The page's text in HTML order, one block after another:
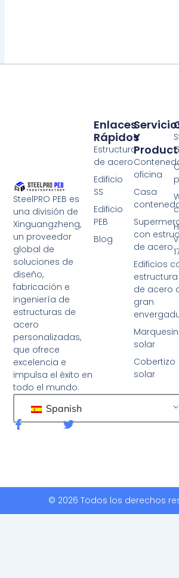
SteelPRO PEB es
una división de
Xinguangzheng,
un proveedor
global de
soluciones de
diseño,
fabricación e
ingeniería de
estructuras de
acero
personalizadas,
que ofrece
excelencia e
impulsa el éxito en
todo el mundo.
Spanish
F
a
o
G
Y
oficina
Casa
con
de acero
Edificios
estructura
de acero
gran
solar
Cobertizo
solar
Enlaces
Rápidos
Estructura
de acero
Edificio
SS
Edificio
PEB
Blog
© 2026 Todos los derechos